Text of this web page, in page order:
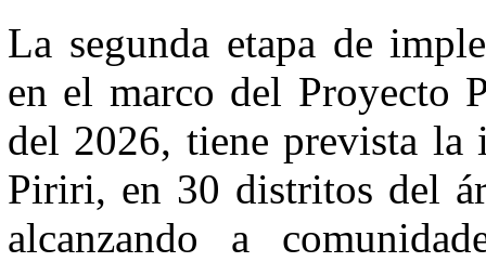
La segunda etapa de
en el marco del Proyecto
del 2026, tiene prevista la
Piriri, en 30 distritos del
alcanzando a